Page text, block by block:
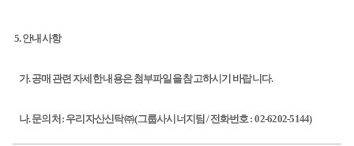
5. 안내사항
가. 공매 관련 자세한 내용은 첨부파일을 참고하시기 바랍니다.
나. 문의처 : 우리자산신탁㈜ (그룹사시너지팀 / 전화번호 : 02-6202-5144)